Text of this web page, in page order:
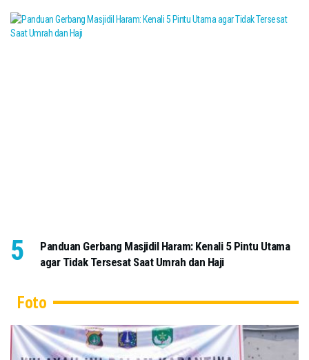
Panduan Gerbang Masjidil Haram: Kenali 5 Pintu Utama
agar Tidak Tersesat Saat Umrah dan Haji
Foto